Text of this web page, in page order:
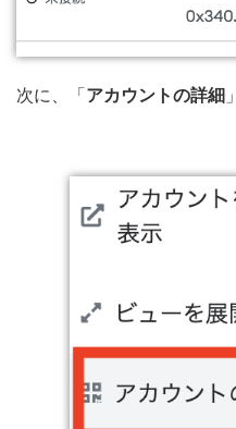
次に、「アカウントの詳細